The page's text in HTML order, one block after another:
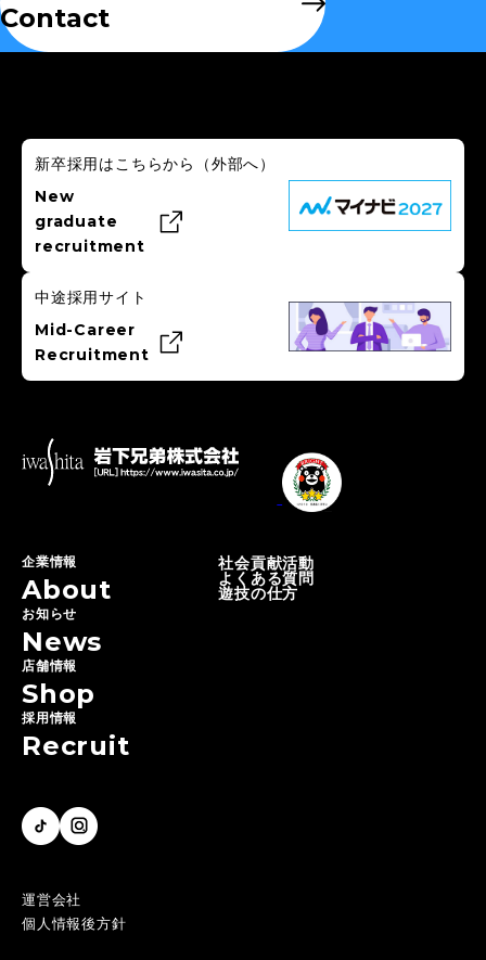
Contact
新卒採用はこちらから （外部へ）
New
graduate
recruitment
中途採用サイト
Mid-Career
Recruitment
企業情報
About
お知らせ
News
店舗情報
Shop
採用情報
Recruit
社会貢献活動
よくある質問
遊技の仕方
運営会社
個人情報後方針